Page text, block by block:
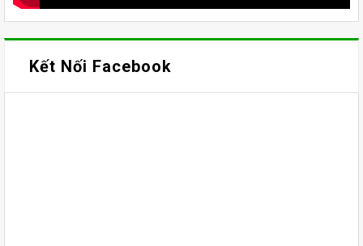
Kết Nối Facebook